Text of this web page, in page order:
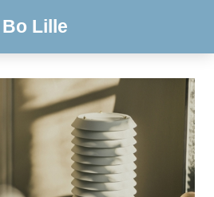
Bo Lille